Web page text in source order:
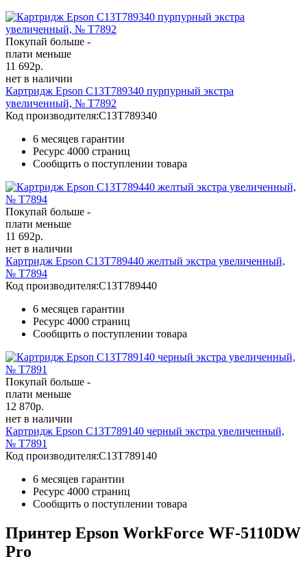
Покупай больше -
плати меньше
11 692р.
нет в наличии
Картридж Epson C13T789340 пурпурный экстра
увеличенный, № T7892
Код производителя:C13T789340
6 месяцев гарантии
Ресурс 4000 страниц
Сообщить о поступлении товара
Покупай больше -
плати меньше
11 692р.
нет в наличии
Картридж Epson C13T789440 желтый экстра увеличенный,
№ T7894
Код производителя:C13T789440
6 месяцев гарантии
Ресурс 4000 страниц
Сообщить о поступлении товара
Покупай больше -
плати меньше
12 870р.
нет в наличии
Картридж Epson C13T789140 черный экстра увеличенный,
№ T7891
Код производителя:C13T789140
6 месяцев гарантии
Ресурс 4000 страниц
Сообщить о поступлении товара
Принтер Epson WorkForce WF-5110DW
Pro